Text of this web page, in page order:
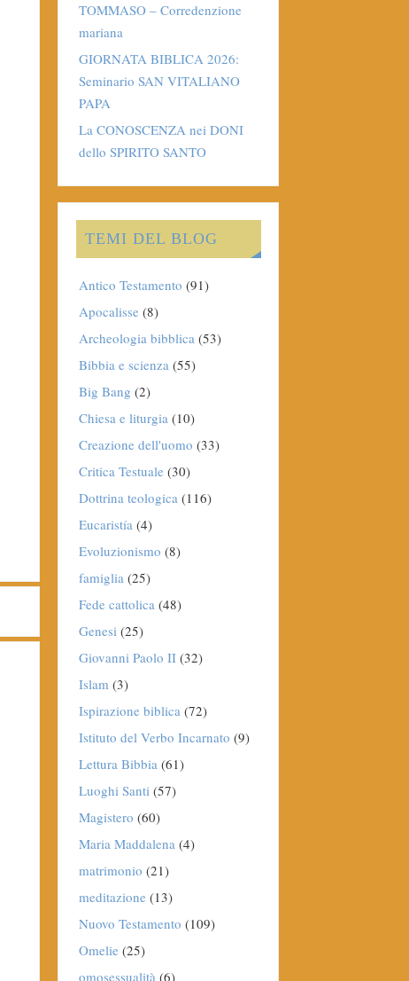
TOMMASO – Corredenzione
mariana
GIORNATA BIBLICA 2026:
Seminario SAN VITALIANO
PAPA
La CONOSCENZA nei DONI
dello SPIRITO SANTO
TEMI DEL BLOG
Antico Testamento (91)
Apocalisse (8)
Archeologia bibblica (53)
Bibbia e scienza (55)
Big Bang (2)
Chiesa e liturgia (10)
Creazione dell'uomo (33)
Critica Testuale (30)
Dottrina teologica (116)
Eucaristía (4)
Evoluzionismo (8)
famiglia (25)
Fede cattolica (48)
Genesi (25)
Giovanni Paolo II(32)
Islam (3)
Ispirazione biblica (72)
Istituto del Verbo Incarnato (9)
Lettura Bibbia (61)
Luoghi Santi (57)
Magistero (60)
Maria Maddalena (4)
matrimonio (21)
meditazione (13)
Nuovo Testamento (109)
Omelie (25)
omosessualità (6)